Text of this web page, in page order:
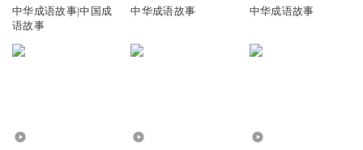
中华成语故事|中国成
语故事
中华成语故事 中华成语故事